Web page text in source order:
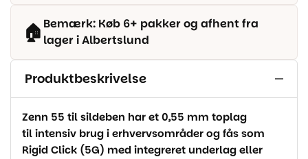
🏠 Bemærk: Køb 6+ pakker og afhent fra
lager i Albertslund
Produktbeskrivelse
Zenn 55 til sildeben har et 0,55 mm toplag
til intensiv brug i erhvervsområder og fås som
Rigid Click (5G) med integreret underlag eller